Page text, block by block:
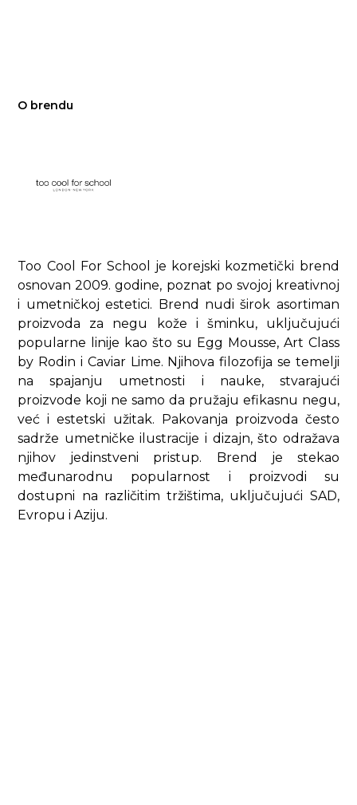
O brendu
Too Cool For School je korejski kozmetički brend
osnovan 2009. godine, poznat po svojoj kreativnoj
i umetničkoj estetici. Brend nudi širok asortiman
proizvoda za negu kože i šminku, uključujući
popularne linije kao što su Egg Mousse, Art Class
by Rodin i Caviar Lime. Njihova filozofija se temelji
na spajanju umetnosti i nauke, stvarajući
proizvode koji ne samo da pružaju efikasnu negu,
već i estetski užitak. Pakovanja proizvoda često
sadrže umetničke ilustracije i dizajn, što odražava
njihov jedinstveni pristup. Brend je stekao
međunarodnu popularnost i proizvodi su
dostupni na različitim tržištima, uključujući SAD,
Evropu i Aziju.